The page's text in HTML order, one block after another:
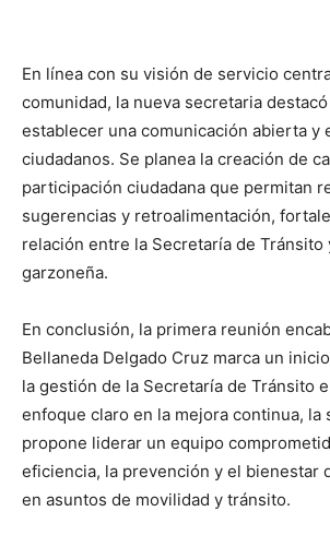
En línea con su visión de servicio
comunidad, la nueva secretaria
establecer una comunicación abierta y
ciudadanos. Se planea la creación de
participación ciudadana que permitan
sugerencias y retroalimentación,
relación entre la Secretaría de Tránsito
garzoneña.
En conclusión, la primera reunión
Bellaneda Delgado Cruz marca un
la gestión de la Secretaría de Tránsito
enfoque claro en la mejora continua, la
propone liderar un equipo
eficiencia, la prevención y el bienestar
en asuntos de movilidad y tránsito.